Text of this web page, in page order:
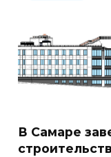
В Самаре